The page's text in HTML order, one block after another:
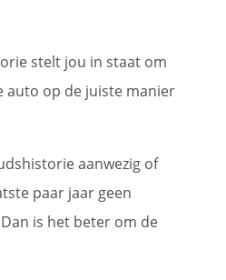
stelt jou in staat om
auto op de juiste manier
aanwezig of
paar jaar geen
is het beter om de